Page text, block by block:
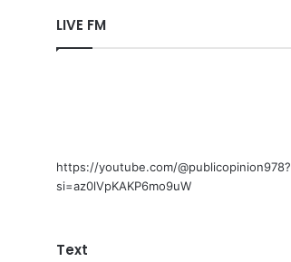
LIVE FM
https://youtube.com/@publicopinion978?
si=az0lVpKAKP6mo9uW
Text